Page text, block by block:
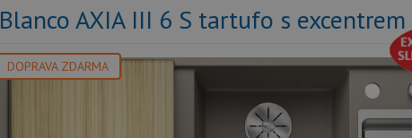
Blanco AXIA III 6 S tartufo s
DOPRAVA ZDARMA